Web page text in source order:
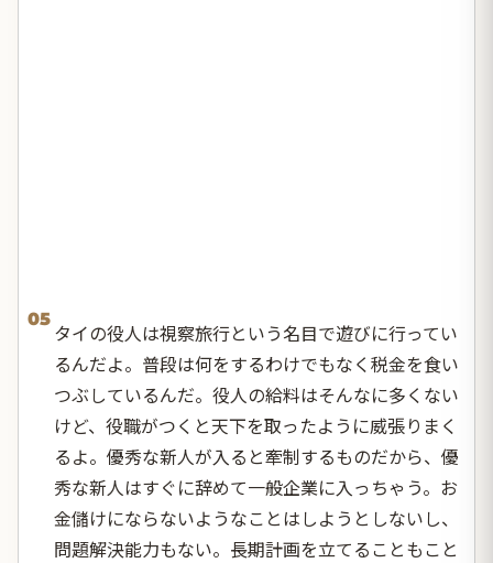
05
タイの役人は視察旅行という名目で遊びに行ってい
るんだよ。普段は何をするわけでもなく税金を食い
つぶしているんだ。役人の給料はそんなに多くない
けど、役職がつくと天下を取ったように威張りまく
るよ。優秀な新人が入ると牽制するものだから、優
秀な新人はすぐに辞めて一般企業に入っちゃう。お
金儲けにならないようなことはしようとしないし、
問題解決能力もない。長期計画を立てることもこと